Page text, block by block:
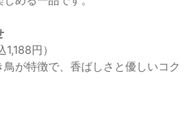
円）
が特徴で、香ばしさと優しいコク